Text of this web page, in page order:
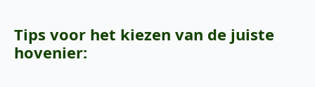
Tips voor het kiezen van de juiste
hovenier: